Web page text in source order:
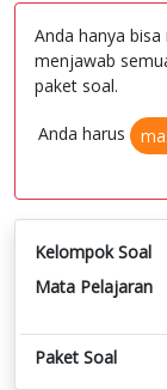
Anda hanya
menjawab
paket soal.
Anda harus
Kelompok Soal
Mata Pelajaran
Paket Soal